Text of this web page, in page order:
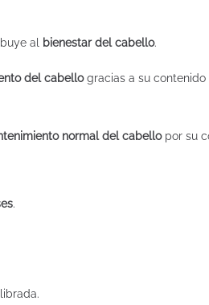
al bienestar del cabello.
del cabellogracias a su contenido
normal del cabellopor su
.